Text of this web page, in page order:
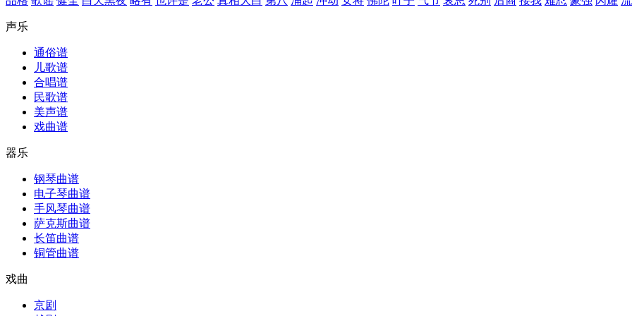
声乐
通俗谱
儿歌谱
合唱谱
民歌谱
美声谱
戏曲谱
器乐
钢琴曲谱
电子琴曲谱
手风琴曲谱
萨克斯曲谱
长笛曲谱
铜管曲谱
戏曲
京剧